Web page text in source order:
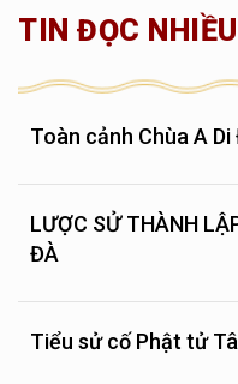
TIN ĐỌC
Toàn cảnh Chùa A Di
LƯỢC SỬ THÀNH
ĐÀ
Tiểu sử cố Phật tử